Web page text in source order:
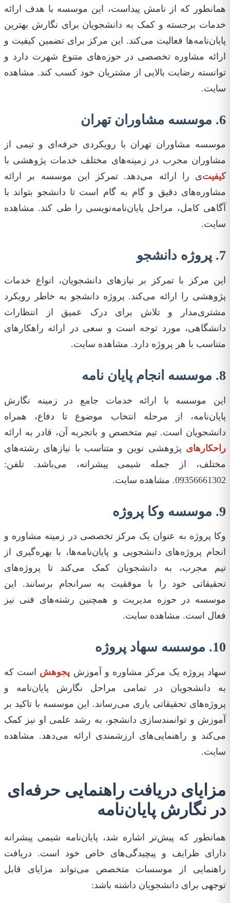
همانطور که از نامش پیداست، این موسسه‌ با هدف ارائه
خدمات برجسته و کمک به دانشجویان برای نگارش بهترین
پایان‌نامه‌ها فعالیت می‌کند. این مرکز برای تضمین کیفیت و
ارائه مشاوره تخصصی در حوزه‌های متنوع شهرت دارد و
توانسته رضایت بالایی از مشتریان خود کسب کند. مشاهده
سایت.
6. موسسه مشاوران تهران
موسسه مشاوران تهران با رویکردی حرفه‌ای و تیمی از
مشاوران مجرب در زمینه‌های مختلف خدمات پژوهشی با
کیفیت‌ی را ارائه می‌دهد. تمرکز این موسسه بر ارائه
مشاوره‌های دقیق و گام به گام است تا دانشجو بتواند با
آگاهی کامل، مراحل پایان‌نامه‌نویسی را طی کند. مشاهده
سایت.
7. پروژه دانشجو
این مرکز با تمرکز بر نیازهای دانشجویان، انواع خدمات
پژوهشی را ارائه می‌کند. پروژه دانشجو به خاطر رویکرد
مشتری‌مدار و تلاش برای درک عمیق از انتظارات
دانشگاهی، مورد توجه است و سعی در ارائه راهکارهای
متناسب با هر پروژه دارد. مشاهده سایت.
8. موسسه انجام پایان نامه
این موسسه با ارائه خدمات جامع در زمینه نگارش
پایان‌نامه، از مرحله انتخاب موضوع تا دفاع، همراه
دانشجویان است. تیم متخصص و باتجربه آن، قادر به ارائه
راحکار‌های پژوهشی نوین و متناسب با نیازهای رشته‌های
مختلف، از جمله شیمی پیشرانه، می‌باشد. تلفن:
09356661302. مشاهده سایت.
9. موسسه وکا پروژه
وکا پروژه به عنوان یک مرکز تخصصی در زمینه مشاوره و
انجام پروژه‌های دانشجویی و پایان‌نامه‌ها، با بهره‌گیری از
تیم مجرب، به دانشجویان کمک می‌کند تا پروژه‌های
تحقیقاتی خود را با موفقیت به سرانجام برسانند. این
موسسه در حوزه مدیریت و همچنین رشته‌های فنی نیز
فعال است. مشاهده سایت.
10. موسسه سهاد پروژه
سهاد پروژه یک مرکز مشاوره و آموزش پجوهش‌ است که
به دانشجویان در تمامی مراحل نگارش پایان‌نامه و
پروژه‌های تحقیقاتی یاری می‌رساند. این موسسه با تاکید بر
آموزش و توانمندسازی دانشجو، به رشد علمی او نیز کمک
می‌کند و راهنمایی‌های ارزشمندی ارائه می‌دهد. مشاهده
سایت.
مزایای دریافت راهنمایی حرفه‌ای
در نگارش پایان‌نامه
همانطور که پیش‌تر اشاره شد، پایان‌نامه شیمی پیشرانه
دارای ظرایف و پیچیدگی‌های خاص خود است. دریافت
راهنمایی از موسسات متخصص می‌تواند مزایای قابل
توجهی برای دانشجویان داشته باشد: